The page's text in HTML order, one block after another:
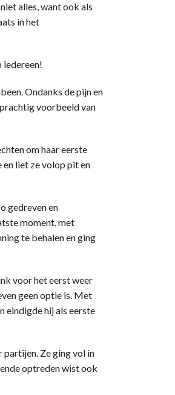
alles, want ook als
in het
iedereen!
Ondanks de pijn en
voorbeeld van
om haar eerste
liet ze volop pit en
gedreven en
moment, met
te behalen en ging
voor het eerst weer
geen optie is. Met
eindigde hij als eerste
Ze ging vol in
optreden wist ook